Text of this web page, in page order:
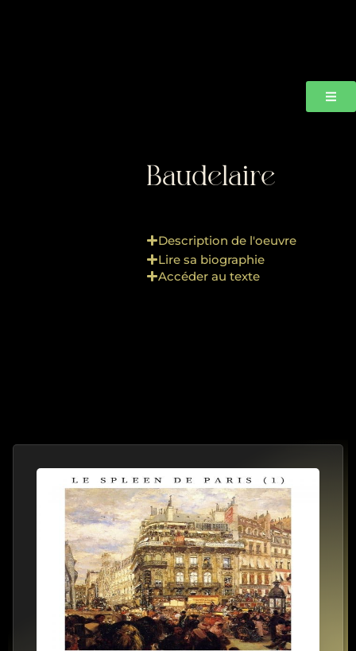
Baudelaire
Description de l'oeuvre
Lire sa biographie
Accéder au texte